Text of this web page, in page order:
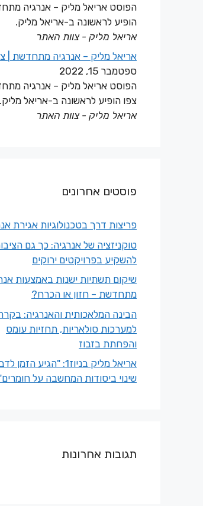
הפוסט אריאל מליק – אנרגיה
הופיע לראשונה ב-אריאל מליק.
אריאל מליק - צוות האתר
אריאל מליק – אנרגיה מתחדשת |
ספטמבר 15, 2022
הפוסט אריאל מליק – אנרגיה
צפו הופיע לראשונה ב-אריאל מליק.
אריאל מליק - צוות האתר
פוסטים אחרונים
פריצות דרך בטכנולוגיות אגירת
טוקניזציה של אנרגיה: כך גם
להשקיע בפרויקטים ירוקים
שיקום תשתיות ישנות באמצעות
מתחדשת – חזון או הכרח?
הבינה המלאכותית והאנרגיה:
למערכות סולאריות, תחזיות עומס
והפחתת בזבוז
אריאל מליק בניוז1: "הגיע
שינוי ביסודות המחשבה על
תגובות אחרונות